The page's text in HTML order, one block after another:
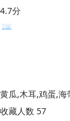
4.7分
黄瓜,木耳,鸡蛋,
收藏人数 57